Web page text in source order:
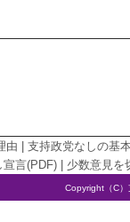
由
支持政党なしの基
宣言(PDF)
少数意見を
Copyright（C